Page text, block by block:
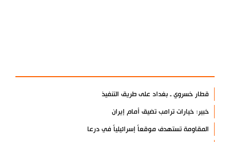
قطار خسروي ـ بغداد على طريق التنفيذ
خبير: خيارات ترامب تضيق أمام إيران
المقاومة تستهدف موقعاً إسرائيلياً في درعا